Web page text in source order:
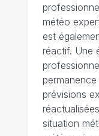
météo
est
réactif. Une
prévisions
situation